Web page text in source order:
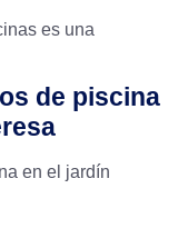
es una
de piscina
en el jardín